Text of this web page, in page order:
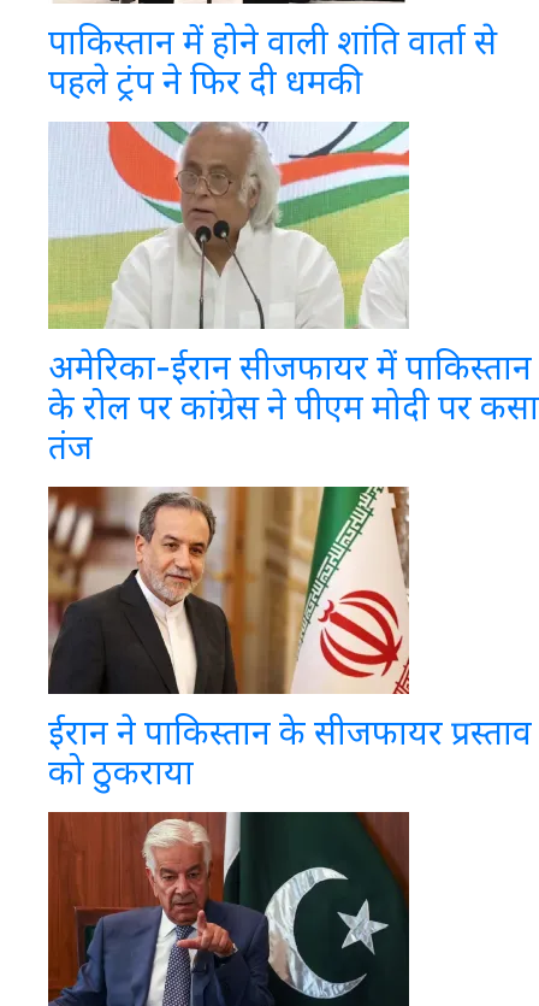
पाकिस्तान में होने वाली शांति वार्ता से
पहले ट्रंप ने फिर दी धमकी
अमेरिका-ईरान सीजफायर में पाकिस्तान
के रोल पर कांग्रेस ने पीएम मोदी पर कसा
तंज
ईरान ने पाकिस्तान के सीजफायर प्रस्ताव
को ठुकराया